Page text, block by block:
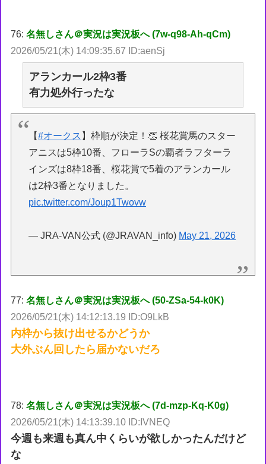
76:名無しさん＠実況は実況板へ (7w-q98-Ah-qCm)
2026/05/21(木) 14:09:35.67 ID:aenSj
アランカール2枠3番
有力処外行ったな
【#オークス 】枠順が決定！👏 桜花賞馬のスター
アニスは5枠10番、フローラSの覇者ラフターラ
インズは8枠18番、桜花賞で5着のアランカール
は2枠3番となりました。
pic.twitter.com/Joup1Twovw
— JRA-VAN公式 (@JRAVAN_info) May 21, 2026
77:名無しさん＠実況は実況板へ (50-ZSa-54-k0K)
2026/05/21(木) 14:12:13.19 ID:O9LkB
内枠から抜け出せるかどうか
大外ぶん回したら届かないだろ
78:名無しさん＠実況は実況板へ (7d-mzp-Kq-K0g)
2026/05/21(木) 14:13:39.10 ID:IVNEQ
今週も来週も真ん中くらいが欲しかったんだけど
な